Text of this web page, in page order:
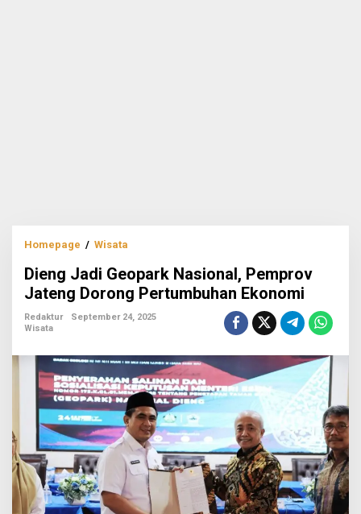
Homepage / Wisata
Geopark
Nasional,
Pemprov
Jateng
Ekonomi
Dieng Jadi Geopark Nasional, Pemprov
Jateng Dorong Pertumbuhan Ekonomi
Redaktur
September 24, 2025
Wisata